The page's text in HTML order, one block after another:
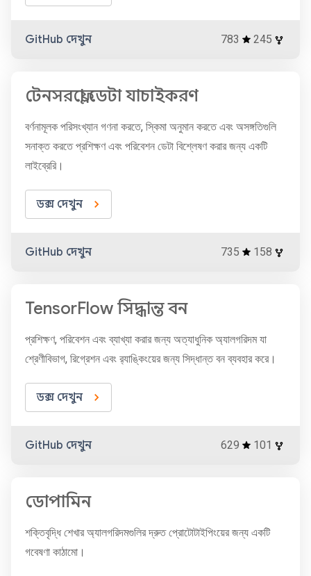
GitHub দেখুন 783 245
টেনসরফ্লো ডেটা যাচাইকরণ
বর্ণনামূলক পরিসংখ্যান গণনা করতে, স্কিমা অনুমান করতে এবং অসঙ্গতিগুলি
সনাক্ত করতে প্রশিক্ষণ এবং পরিবেশন ডেটা বিশ্লেষণ করার জন্য একটি
লাইব্রেরি।
ডক্স দেখুন
GitHub দেখুন 735 158
TensorFlow সিদ্ধান্ত বন
প্রশিক্ষণ, পরিবেশন এবং ব্যাখ্যা করার জন্য অত্যাধুনিক অ্যালগরিদম যা
শ্রেণীবিভাগ, রিগ্রেশন এবং র‌্যাঙ্কিংয়ের জন্য সিদ্ধান্ত বন ব্যবহার করে।
ডক্স দেখুন
GitHub দেখুন 629 101
ডোপামিন
শক্তিবৃদ্ধি শেখার অ্যালগরিদমগুলির দ্রুত প্রোটোটাইপিংয়ের জন্য একটি
গবেষণা কাঠামো।